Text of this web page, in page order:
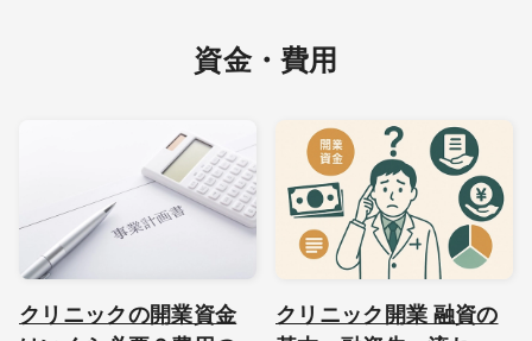
資金・費用
クリニックの開業資金
クリニック開業 融資の